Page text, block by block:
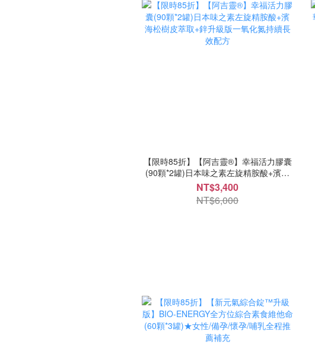
【限時85折】【阿吉靈®】幸福活力膠囊
(90顆*2罐)日本味之素左旋精胺酸+濱海
松樹皮萃取+鋅升級版一氧化氮持續長效
配方
NT$3,400
NT$6,000